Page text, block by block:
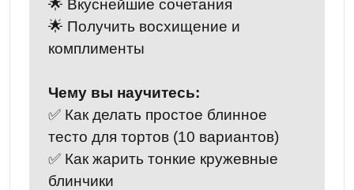
🌟 Вкуснейшие сочетания
🌟 Получить восхищение и
комплименты
Чему вы научитесь:
✅ Как делать простое блинное
тесто для тортов (10 вариантов)
✅ Как жарить тонкие кружевные
блинчики